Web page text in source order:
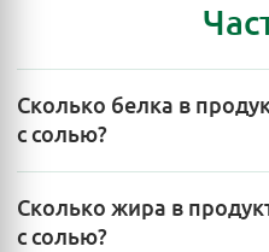
Сколько белка в
с солью?
Сколько жира в
с солью?